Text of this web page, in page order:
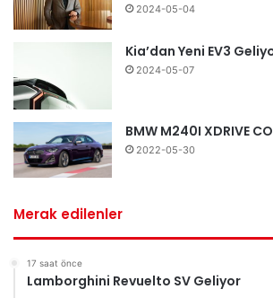
2024-05-04
Kia’dan Yeni EV3
2024-05-07
BMW M240I XDRIVE
2022-05-30
Merak edilenler
17 saat önce
Lamborghini Revuelto SV Geliyor